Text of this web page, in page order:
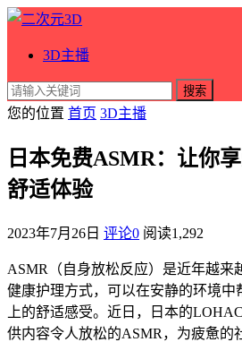
3D主播
搜索
您的位置 首页 3D主播
日本免费ASMR：让你
舒适体验
2023年7月26日 评论0 阅读1,292
ASMR（自身放松反应）是近年越来
健康护理方式，可以在安静的环境中
上的舒适感受。近日，日本的
供内容令人放松的ASMR，为疲惫的